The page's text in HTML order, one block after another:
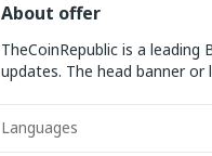
About offer
TheCoinRepublic is a
updates. The head banner
Languages